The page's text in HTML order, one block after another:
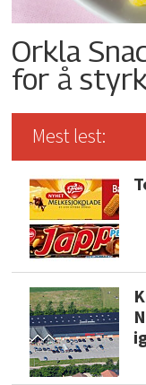
Orkla
for å
Mest lest: